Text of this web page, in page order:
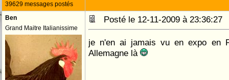
39629 messages postés
Ben
Grand Maitre Italianissime
Posté le 12-11-2009 à
je n'en ai jamais vu en expo en
Allemagne là